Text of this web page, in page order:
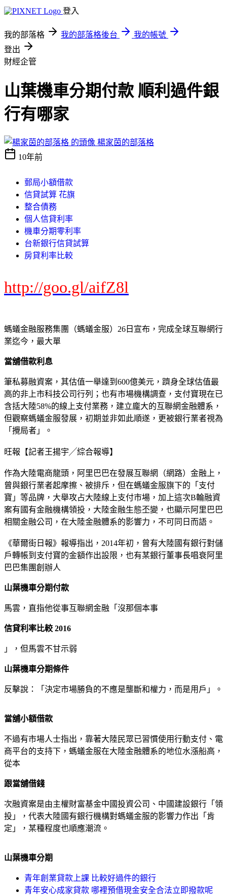
登入
我的部落格 我的部落格後台
我的帳號
登出
財經企管
山葉機車分期付款 順利過件銀
行有哪家
楊家茵的部落格
10年前
郵局小額借款
信貸試算 花旗
整合債務
個人信貸利率
機車分期零利率
台新銀行信貸試算
房貸利率比較
http://goo.gl/aifZ8l
螞蟻金融服務集團（螞蟻金服）26日宣布，完成全球互聯網行
業迄今，最大單
當舖借款利息
筆私募融資案，其估值一舉達到600億美元，躋身全球估值最
高的非上市科技公司行列；也有市場機構調查，支付寶現在已
含括大陸58%的線上支付業務，建立龐大的互聯網金融體系，
但觀察螞蟻金服發展，初期並非如此順遂，更被銀行業者視為
「攪局者」。
旺報【記者王揚宇╱綜合報導】
作為大陸電商龍頭，阿里巴巴在發展互聯網（網路）金融上，
曾與銀行業者起摩擦、被排斥，但在螞蟻金服旗下的「支付
寶」等品牌，大舉攻占大陸線上支付市場，加上這次B輪融資
案有國有金融機構領投，大陸金融生態丕變，也顯示阿里巴巴
相關金融公司，在大陸金融體系的影響力，不可同日而語。
《華爾街日報》報導指出，2014年初，曾有大陸國有銀行對儲
戶轉帳到支付寶的金額作出設限，也有某銀行董事長唱衰阿里
巴巴集團創辦人
山葉機車分期付款
馬雲，直指他從事互聯網金融「沒那個本事
信貸利率比較 2016
」，但馬雲不甘示弱
山葉機車分期條件
反擊說：「決定市場勝負的不應是壟斷和權力，而是用戶」。
當舖小額借款
不過有市場人士指出，靠著大陸民眾已習慣使用行動支付、電
商平台的支持下，螞蟻金服在大陸金融體系的地位水漲船高，
從本
跟當舖借錢
次融資案是由主權財富基金中國投資公司、中國建設銀行「領
投」，代表大陸國有銀行機構對螞蟻金服的影響力作出「肯
定」，某種程度也順應潮流。
山葉機車分期
青年創業貸款上課 比較好過件的銀行
青年安心成家貸款 哪裡預借現金安全合法立即撥款呢